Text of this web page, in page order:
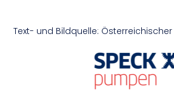
Text- und Bildquelle: